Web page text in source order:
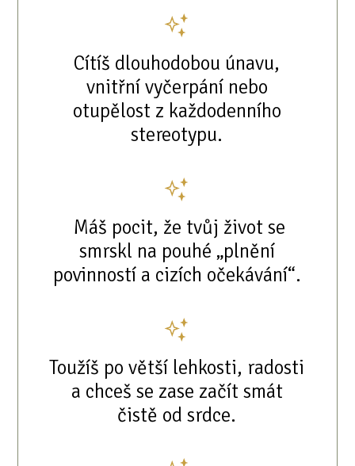
Cítíš dlouhodobou únavu,
vnitřní vyčerpání nebo
otupělost z každodenního
stereotypu.
Máš pocit, že tvůj život se
smrskl na pouhé „plnění
povinností a cizích očekávání“.
Toužíš po větší lehkosti, radosti
a chceš se zase začít smát
čistě od srdce.